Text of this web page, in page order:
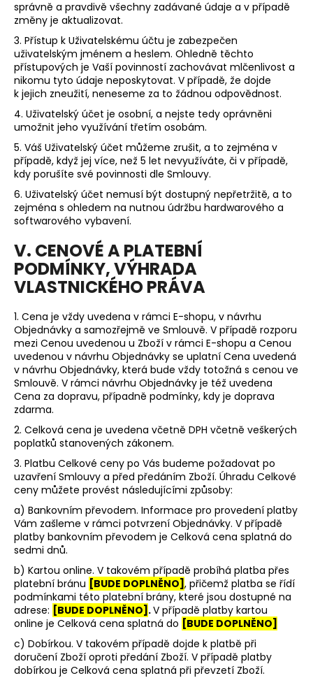
správně a pravdivě všechny zadávané údaje a v případě
změny je aktualizovat.
3. Přístup k Uživatelskému účtu je zabezpečen
uživatelským jménem a heslem. Ohledně těchto
přístupových je Vaší povinností zachovávat mlčenlivost a
nikomu tyto údaje neposkytovat. V případě, že dojde
k jejich zneužití, neneseme za to žádnou odpovědnost.
4. Uživatelský účet je osobní, a nejste tedy oprávněni
umožnit jeho využívání třetím osobám.
5. Váš Uživatelský účet můžeme zrušit, a to zejména v
případě, když jej více, než 5 let nevyužíváte, či v případě,
kdy porušíte své povinnosti dle Smlouvy.
6. Uživatelský účet nemusí být dostupný nepřetržitě, a to
zejména s ohledem na nutnou údržbu hardwarového a
softwarového vybavení.
V. CENOVÉ A PLATEBNÍ
PODMÍNKY, VÝHRADA
VLASTNICKÉHO PRÁVA
1. Cena je vždy uvedena v rámci E-shopu, v návrhu
Objednávky a samozřejmě ve Smlouvě. V případě rozporu
mezi Cenou uvedenou u Zboží v rámci E-shopu a Cenou
uvedenou v návrhu Objednávky se uplatní Cena uvedená
v návrhu Objednávky, která bude vždy totožná s cenou ve
Smlouvě. V rámci návrhu Objednávky je též uvedena
Cena za dopravu, případně podmínky, kdy je doprava
zdarma.
2. Celková cena je uvedena včetně DPH včetně veškerých
poplatků stanovených zákonem.
3. Platbu Celkové ceny po Vás budeme požadovat po
uzavření Smlouvy a před předáním Zboží. Úhradu Celkové
ceny můžete provést následujícími způsoby:
a) Bankovním převodem. Informace pro provedení platby
Vám zašleme v rámci potvrzení Objednávky. V případě
platby bankovním převodem je Celková cena splatná do
sedmi dnů.
b) Kartou online. V takovém případě probíhá platba přes
platební bránu [BUDE DOPLNĚNO] , přičemž platba se řídí
podmínkami této platební brány, které jsou dostupné na
adrese: [BUDE DOPLNĚNO] .V případě platby kartou
online je Celková cena splatná do [BUDE DOPLNĚNO]
c) Dobírkou. V takovém případě dojde k platbě při
doručení Zboží oproti předání Zboží. V případě platby
dobírkou je Celková cena splatná při převzetí Zboží.